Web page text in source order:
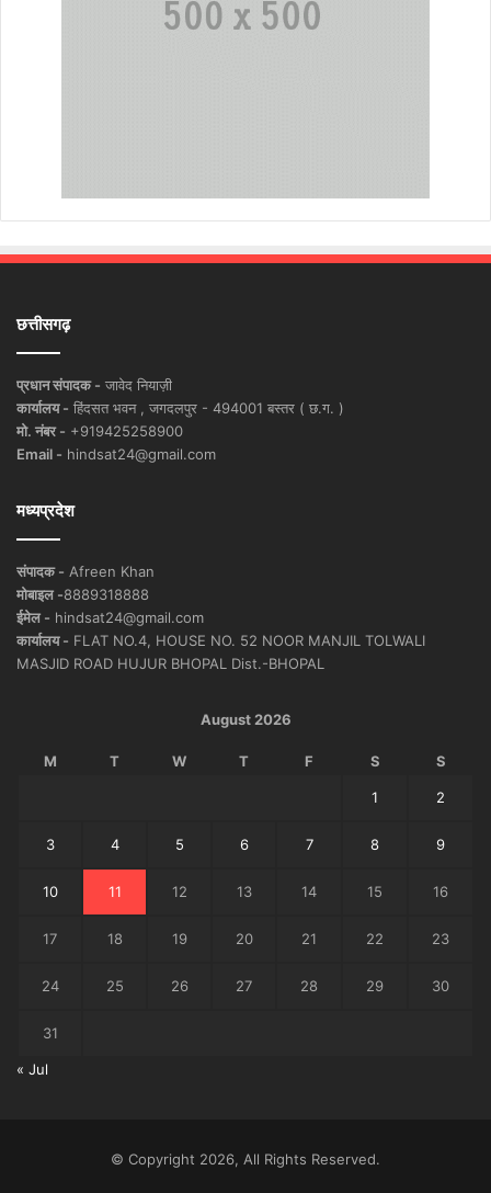
छत्तीसगढ़
प्रधान संपादक - जावेद नियाज़ी
कार्यालय - हिंदसत भवन , जगदलपुर - 494001 बस्तर ( छ.ग. )
मो. नंबर - +919425258900
Email - hindsat24@gmail.com
मध्यप्रदेश
संपादक - Afreen Khan
मोबाइल -8889318888
ईमेल - hindsat24@gmail.com
कार्यालय - FLAT NO.4, HOUSE NO. 52 NOOR MANJIL TOLWALI
MASJID ROAD HUJUR BHOPAL Dist.-BHOPAL
August 2026
M T W T F S S
1 2
3 4 5 6 7 8 9
10 11 12 13 14 15 16
17 18 19 20 21 22 23
24 25 26 27 28 29 30
31
« Jul
© Copyright 2026, All Rights Reserved.